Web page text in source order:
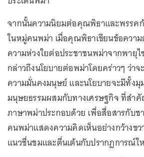
จากนั้นความนิยมต่อคุณพิธาและพรรค
ในหมู่คนพม่า เมื่อคุณพิธาเขียนข้อควา
ความห่วงใยต่อประชาชนพม่าจากพายุ
กล่าวถึงนโยบายต่อพม่าโดยคร่าวๆ ว่า
ความมั่นคงมนุษย์ และนโยบายจะมีทั้งมุ
มนุษยธรรมผสมกับทางเศรษฐกิจ ที่สำ
ภาษาพม่าประกอบด้วย เพื่อสื่อสารกับช
คนพม่าแสดงความคิดเห็นอย่างกว้างขว
แนวชื่นชมและตื่นเต้นกับปรากฏการณ์ใ